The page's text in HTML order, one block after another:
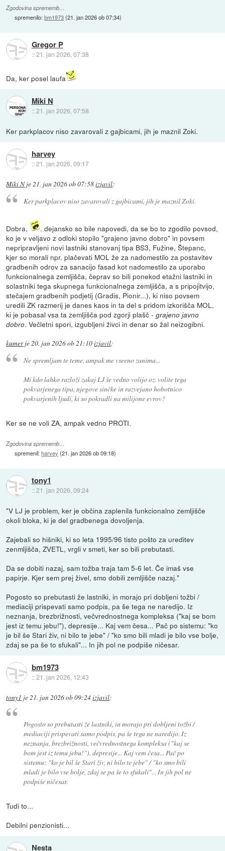
Zgodovina sprememb…
spremenilo:bm1973(21. jan 2026 ob 07:34)
Gregor P
::21. jan 2026, 07:38
Da, ker posel laufa
Miki N
::21. jan 2026, 07:58
Ker parkplacov niso zavarovali z gajbicami, jih je maznil Zoki.
harvey
::21. jan 2026, 09:17
Miki Nje21. jan 2026 ob 07:58izjavil:
Ker parkplacov niso zavarovali z gajbicami, jih je maznil Zoki.
Dobra,
. dejansko so bile napovedi, da se bo to zgodilo povsod,
ko je v veljavo z odloki stopilo "grajeno javno dobro" in povsem
nepripravljeni novi lastniki stanovanj tipa BS3, Fužine, Štepanc,
kjer so morali npr. plačevati MOL že za nadomestilo za postavitev
gradbenih odrov za sanacijo fasad kot nadomestilo za uporabo
funkcionalnega zemljišča, čeprav so bili ponekod etažni lastniki in
solastniki tega skupnega funkcionalnega zemljišča, a s pripojitvijo,
stečajem gradbenih podjetij (Gradis, Pionir...), ki niso povsem
uredili ZK razmerij je danes kaos in ta del s pridom izkorišča MOL,
ki je pobasal vsa ta zemljišča pod zgorji plašč -grajeno javno
dobro. Večletni spori, izgubljeni živci in denar so žal neizogibni.
kumerje20. jan 2026 ob 21:10izjavil:
Ne spremljam te teme, ampak me vseeno zanima...
Mi kdo lahko razloži zakaj LJ še vedno volijo oz. volite tega
pokvarjenega tipa, njegove sinčke in razvejano hobotnico
pokvarjenih ljudi, ki so pokradli na milijone evrov?
Ker se ne voli ZA, ampak vedno PROTI.
Zgodovina sprememb…
spremenil:harvey (21. jan 2026 ob 09:18)
tony1
::21. jan 2026, 09:24
"V LJ je problem, ker je občina zaplenila funkcionalno zemljišče
okoli bloka, ki je del gradbenega dovoljenja.
Zajebali so hišniki, ki so leta 1995/96 tisto pošto za ureditev
zenmljišča, ZVETL, vrgli v smeti, ker so bili prebutasti.
Da se dobiti nazaj, sam tožba traja tam 5-6 let. Če imaš vse
papirje. Kjer sem prej živel, smo dobili zemljišče nazaj."
Pogosto so prebutasti že lastniki, in morajo pri dobljeni tožbi /
mediaciji prispevati samo podpis, pa še tega ne naredijo. Iz
neznanja, brezbrižnosti, večvrednostnega kompleksa ("kaj se bom
jest iz temu jebu!"), depresije... Kaj vem česa... Pač po sistemu: "ko
je bil še Stari živ, ni bilo te jebe" / "ko smo bili mladi je bilo vse bolje,
zdaj se pa še to sfukali"... In jih pol ne podpiše ničesar.
bm1973
::21. jan 2026, 12:43
tony1 je21. jan 2026 ob 09:24izjavil:
Pogosto so prebutasti že lastniki, in morajo pri dobljeni tožbi /
mediaciji prispevati samo podpis, pa še tega ne naredijo. Iz
neznanja, brezbrižnosti, večvrednostnega kompleksa ("kaj se
bom jest iz temu jebu!"), depresije... Kaj vem česa... Pač po
sistemu: "ko je bil še Stari živ, ni bilo te jebe" / "ko smo bili
mladi je bilo vse bolje, zdaj se pa še to sfukali"... In jih pol ne
podpiše ničesar.
Tudi to...
Debilni penzionisti...
Nesta